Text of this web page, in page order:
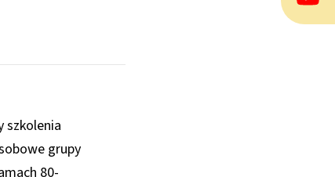
szkolenia
grupy
80-